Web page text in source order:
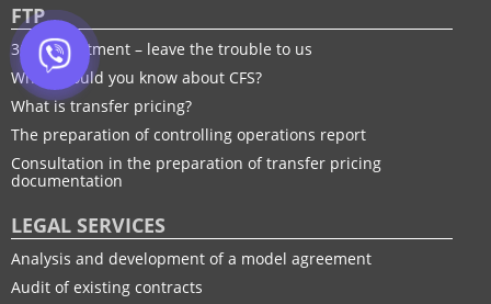
FTP
30% adjustment – leave the trouble to us
What should you know about CFS?
What is transfer pricing?
The preparation of controlling operations report
Consultation in the preparation of transfer pricing
documentation
LEGAL SERVICES
Analysis and development of a model agreement
Audit of existing contracts